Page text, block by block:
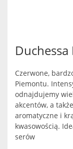
Czerwone,
Piemontu.
odnajdujemy
akcentów, a
aromatyczne i
kwasowością.
serów